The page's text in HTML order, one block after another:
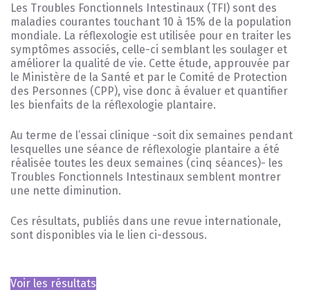
Les Troubles Fonctionnels Intestinaux (TFI) sont des
maladies courantes touchant 10 à 15% de la population
mondiale. La réflexologie est utilisée pour en traiter les
symptômes associés, celle-ci semblant les soulager et
améliorer la qualité de vie. Cette étude, approuvée par
le Ministère de la Santé et par le Comité de Protection
des Personnes (CPP), vise donc à évaluer et quantifier
les bienfaits de la réflexologie plantaire.
Au terme de l’essai clinique -soit dix semaines pendant
lesquelles une séance de réflexologie plantaire a été
réalisée toutes les deux semaines (cinq séances)- les
Troubles Fonctionnels Intestinaux semblent montrer
une nette diminution.
Ces résultats, publiés dans une revue internationale,
sont disponibles via le lien ci-dessous.
Voir les résultats